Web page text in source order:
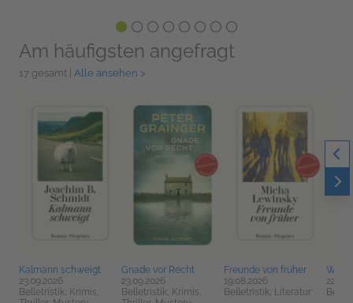
Am häufigsten angefragt
17 gesamt | Alle ansehen >
Kalmann schweigt
23.09.2026
Belletristik, Krimis,
Gnade vor Recht
23.09.2026
Belletristik, Krimis,
Freunde von früher
19.08.2026
Belletristik, Literatur
Wirf